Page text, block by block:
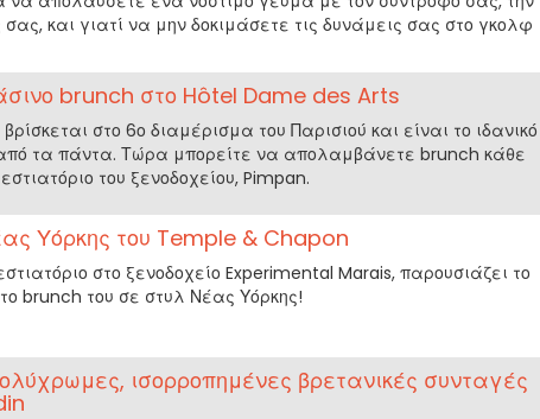
σας, και γιατί να μην δοκιμάσετε τις δυνάμεις σας στο γκολφ
brunch στο Hôtel Dame des Arts
στο 6ο διαμέρισμα του Παρισιού και είναι το ιδανικό
τα πάντα. Τώρα μπορείτε να απολαμβάνετε brunch κάθε
του ξενοδοχείου, Pimpan.
Υόρκης του Temple & Chapon
στο ξενοδοχείο Experimental Marais, παρουσιάζει το
brunch του σε στυλ Νέας Υόρκης!
ισορροπημένες βρετανικές συνταγές